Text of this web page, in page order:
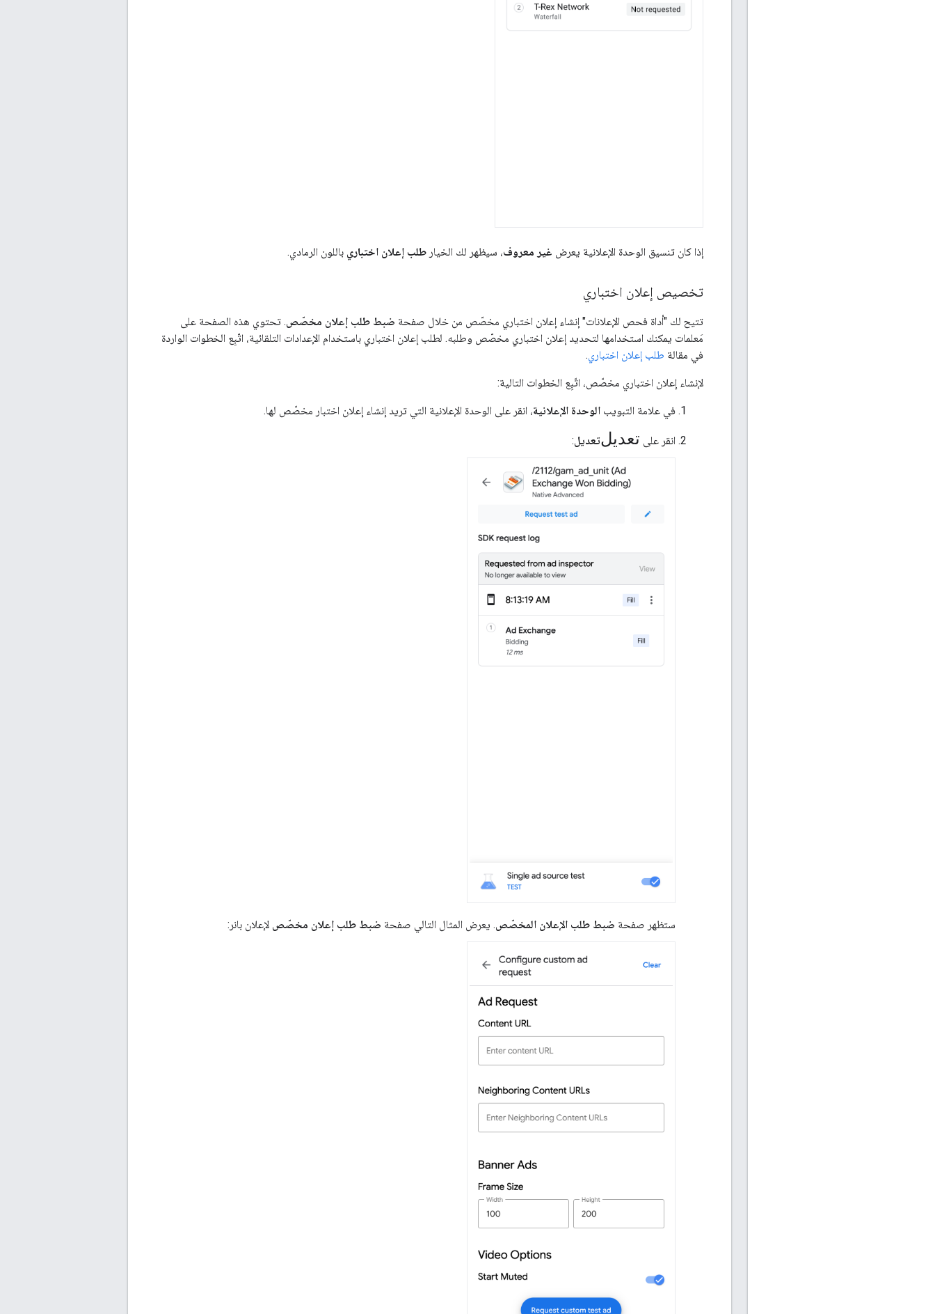
إذا كان تنسيق الوحدة الإعلانية يعرض غير معروف، سيظهر لك الخيار طلب إعلان اختباري باللون الرمادي.
تخصيص إعلان اختباري
تتيح لك "أداة فحص الإعلانات" إنشاء إعلان اختباري مخصّص من خلال صفحة ضبط طلب إعلان مخصّص. تحتوي هذه الصفحة على
مَعلمات يمكنك استخدامها لتحديد إعلان اختباري مخصّص وطلبه. لطلب إعلان اختباري باستخدام الإعدادات التلقائية، اتّبِع الخطوات الواردة
في مقالة طلب إعلان اختباري.
لإنشاء إعلان اختباري مخصّص، اتّبِع الخطوات التالية:
في علامة التبويب الوحدة الإعلانية، انقر على الوحدة الإعلانية التي تريد إنشاء إعلان اختبار مخصّص لها.
انقر على تعديل تعديل:
ستظهر صفحة ضبط طلب الإعلان المخصّص. يعرض المثال التالي صفحة ضبط طلب إعلان مخصّص لإعلان بانر: